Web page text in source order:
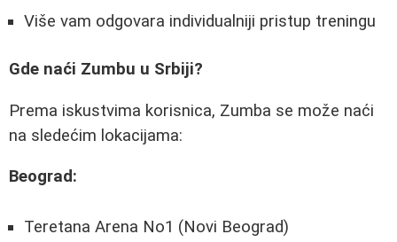
Više vam odgovara individualniji pristup treningu
Gde naći Zumbu u Srbiji?
Prema iskustvima korisnica, Zumba se može naći
na sledećim lokacijama:
Beograd:
Teretana Arena No1 (Novi Beograd)